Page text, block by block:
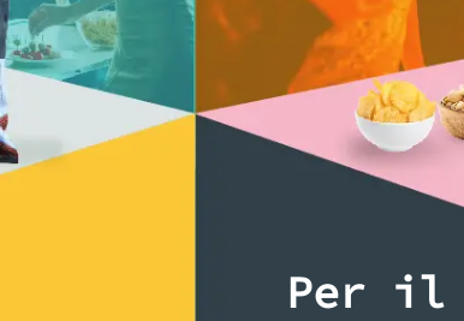
Per il